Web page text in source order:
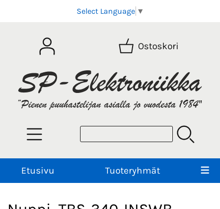
Select Language ▼
Ostoskori
Etusivu Tuoteryhmät